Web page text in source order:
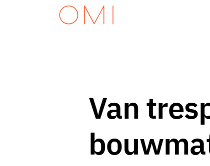
Van